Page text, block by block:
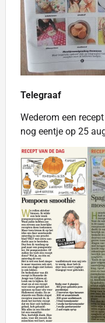
Telegraaf
Wederom een
nog eentje op 25